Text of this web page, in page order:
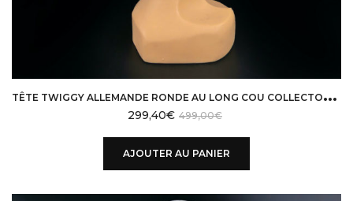
T
ÊTE TWIGGY ALLEMANDE RONDE AU LONG COU COLLECTOR RARE DES ANNÉES 60/70
499,00€
299,40€
AJOUTER AU PANIER